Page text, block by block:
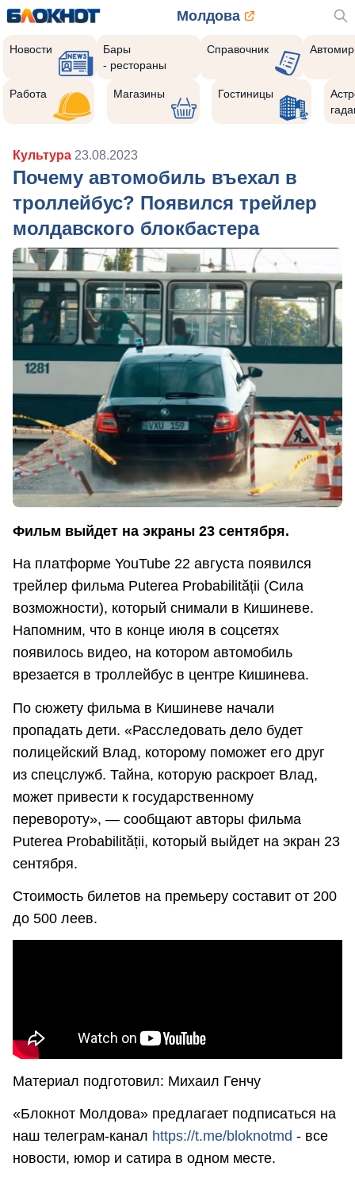
Молдова
Новости
Бары
- рестораны
Справочник Автомир
Работа Магазины Гостиницы
Культура 23.08.2023
Почему автомобиль въехал в
троллейбус? Появился трейлер
молдавского блокбастера
Фильм выйдет на экраны 23 сентября.
На платформе YouTube 22 августа появился
трейлер фильма Puterea Probabilității (Сила
возможности), который снимали в Кишиневе.
Напомним, что в конце июля в соцсетях
появилось видео, на котором автомобиль
врезается в троллейбус в центре Кишинева.
По сюжету фильма в Кишиневе начали
пропадать дети. «Расследовать дело будет
полицейский Влад, которому поможет его друг
из спецслужб. Тайна, которую раскроет Влад,
может привести к государственному
перевороту», — сообщают авторы фильма
Puterea Probabilității, который выйдет на экран 23
сентября.
Стоимость билетов на премьеру составит от 200
до 500 леев.
Материал подготовил: Михаил Генчу
«Блокнот Молдова» предлагает подписаться на
наш телеграм-канал https://t.me/bloknotmd - все
новости, юмор и сатира в одном месте.